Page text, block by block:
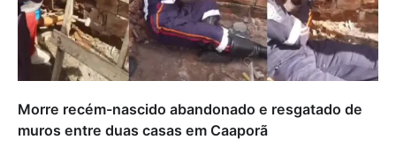
Morre recém-nascido abandonado e resgatado de
muros entre duas casas em Caaporã